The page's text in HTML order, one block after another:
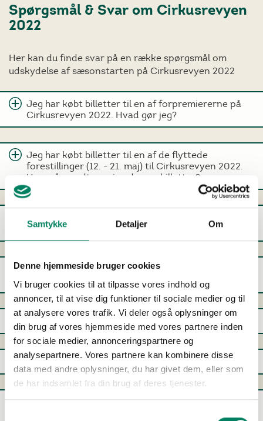
Samtykke Detaljer Om
Denne hjemmeside bruger cookies
Vi bruger cookies til at tilpasse vores indhold og
annoncer, til at vise dig funktioner til sociale medier og til
at analysere vores trafik. Vi deler også oplysninger om
din brug af vores hjemmeside med vores partnere inden
for sociale medier, annonceringspartnere og
analysepartnere. Vores partnere kan kombinere disse
data med andre oplysninger, du har givet dem, eller som
de har indsamlet fra din brug af deres tjenester.
Spørgsmål & Svar om Cirkusrevyen
2022
Her kan du finde svar på en række spørgsmål om
udskydelse af sæsonstarten på Cirkusrevyen 2022
Jeg har købt billetter til en af forpremiererne på
Cirkusrevyen 2022. Hvad gør jeg?
Jeg har købt billetter til en af de flyttede
forestillinger (12. - 21. maj) til Cirkusrevyen 2022.
Hvornår modtager jeg de nye billetter?
billetter. Hvad gør jeg?
Hvilke forestillinger er aflyst og hvilke er
forestillinger er flyttet?
Kan jeg få pengene tilbage for mine billetter?
Hvordan kan jeg få kontakt til billetkontoret?
Jeg har tidligere sendt en henvendelse til jer, men